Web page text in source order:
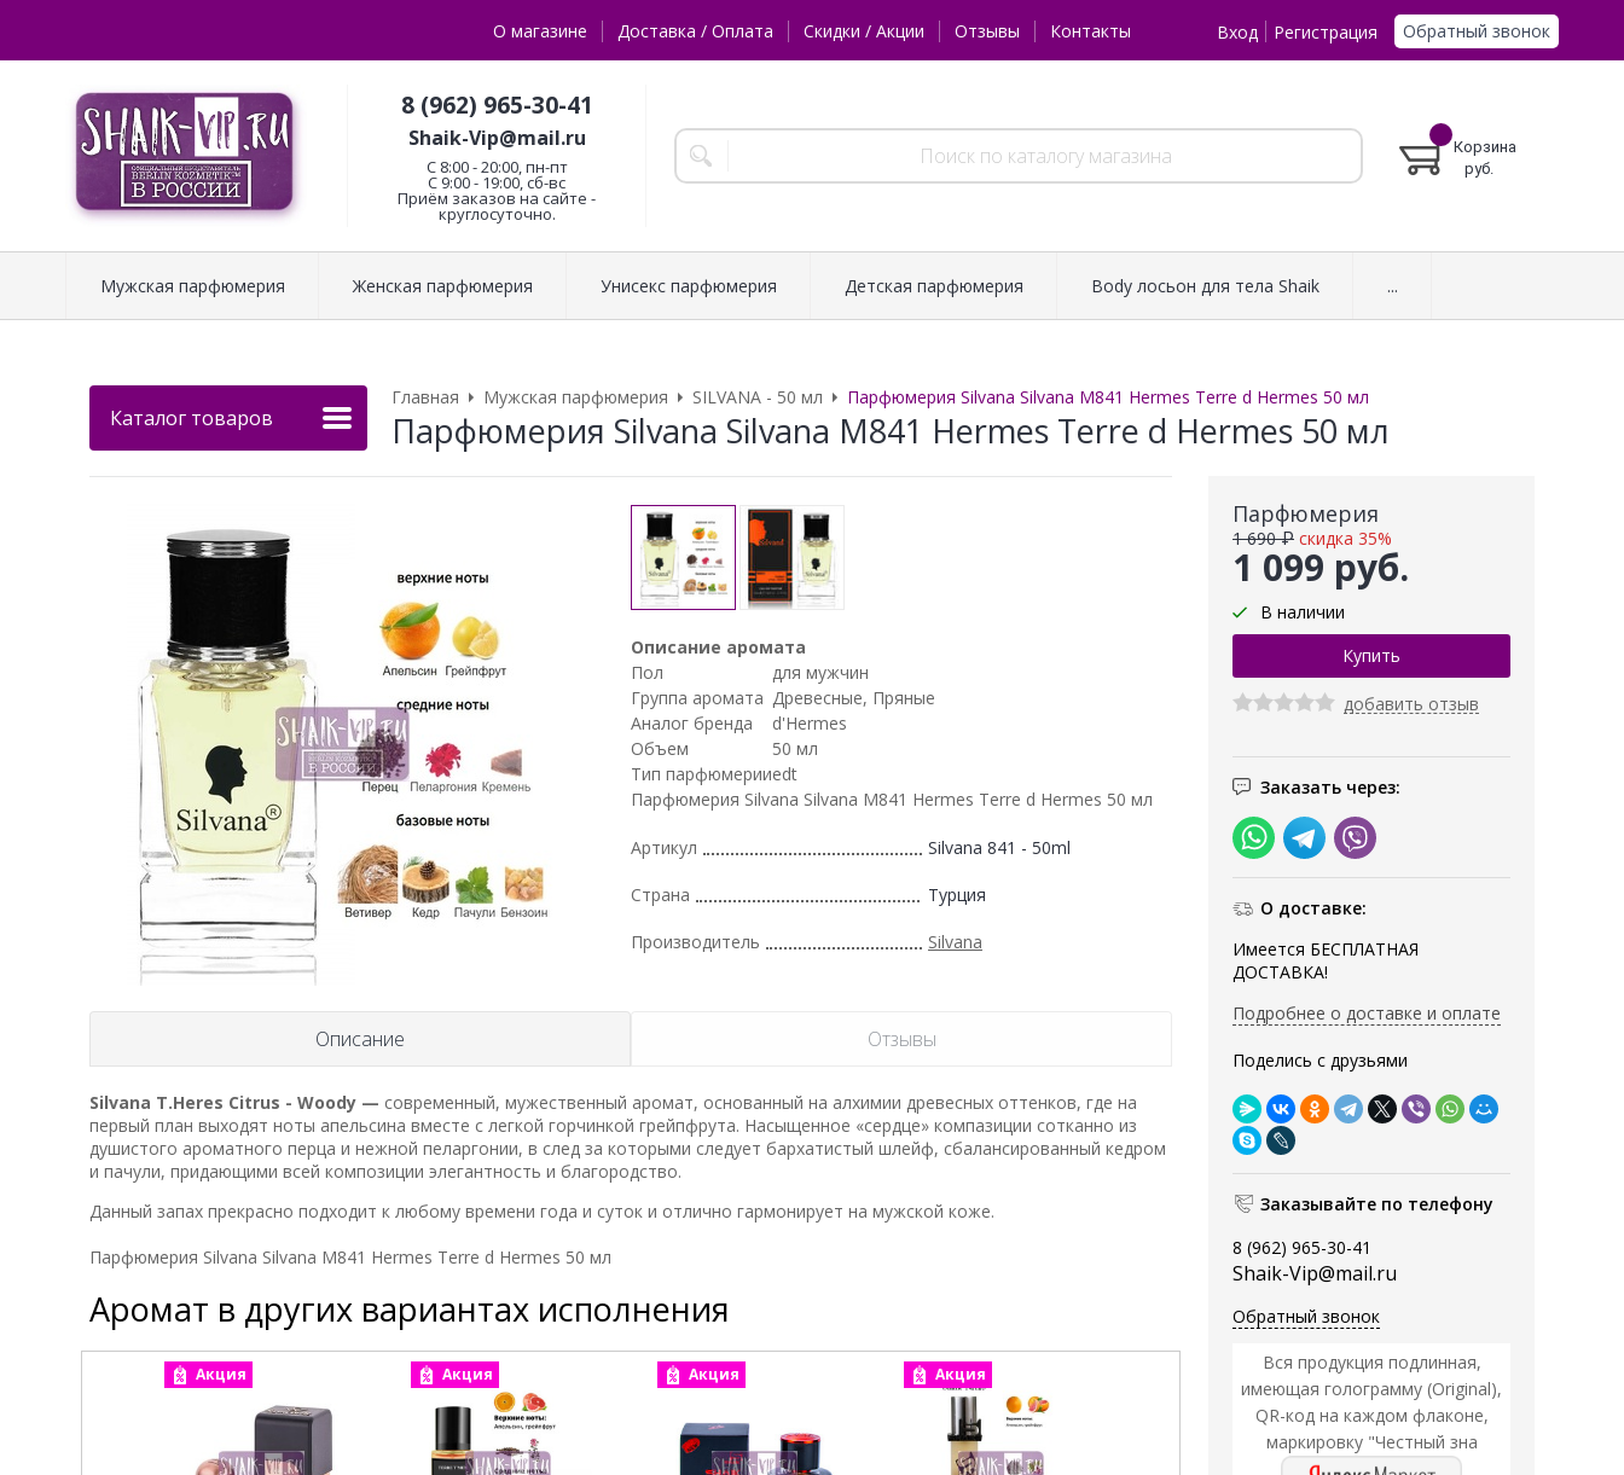
О магазине Доставка / Оплата Скидки / Акции Отзывы Контакты Вход Регистрация Обратный звонок
8 (962) 965-30-41
Shaik-Vip@mail.ru
C 8:00 - 20:00, пн-пт
С 9:00 - 19:00, сб-вс
Приём заказов на сайте -
круглосуточно.
Корзина
руб.
Мужская парфюмерия Женская парфюмерия Унисекс парфюмерия Детская парфюмерия Body лосьон для тела Shaik ...
Каталог товаров
Главная Мужская парфюмерия SILVANA - 50 мл Парфюмерия Silvana Silvana M841 Hermes Terre d Hermes 50 мл
Парфюмерия Silvana Silvana M841 Hermes Terre d Hermes 50 мл
Парфюмерия
1 099 руб.
1 690 ₽ скидка 35%
В наличии
добавить отзыв
Заказать через:
О доставке:
Имеется БЕСПЛАТНАЯ
ДОСТАВКА!
Подробнее о доставке и оплате
Поделись с друзьями
Заказывайте по телефону
8 (962) 965-30-41
Shaik-Vip@mail.ru
Обратный звонок
Вся продукция подлинная,
имеющая голограмму (Original),
QR-код на каждом флаконе,
маркировку "Честный зна
Описание аромата
Пол
для мужчин
Группа аромата Древесные, Пряные
Аналог бренда
d'Hermes
Объем
50 мл
Тип парфюмерииedt
Парфюмерия Silvana Silvana M841 Hermes Terre d Hermes 50 мл
Артикул Silvana 841 - 50ml
Страна Турция
Производитель Silvana
Описание Отзывы
Silvana T.Heres Citrus - Woody — современный, мужественный аромат, основанный на алхимии древесных оттенков, где на
первый план выходят ноты апельсина вместе с легкой горчинкой грейпфрута. Насыщенное «сердце» компазиции сотканно из
душистого ароматного перца и нежной пеларгонии, в след за которыми следует бархатистый шлейф, сбалансированный кедром
и пачули, придающими всей композиции элегантность и благородство.
Данный запах прекрасно подходит к любому времени года и суток и отлично гармонирует на мужской коже.
Парфюмерия Silvana Silvana M841 Hermes Terre d Hermes 50 мл
Аромат в других вариантах исполнения
Акция Акция Акция Акция Акция